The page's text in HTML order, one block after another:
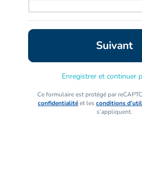
Enregistrer et continuer
Ce formulaire est protégé par
confidentialitéet les conditions
s’appliquent.